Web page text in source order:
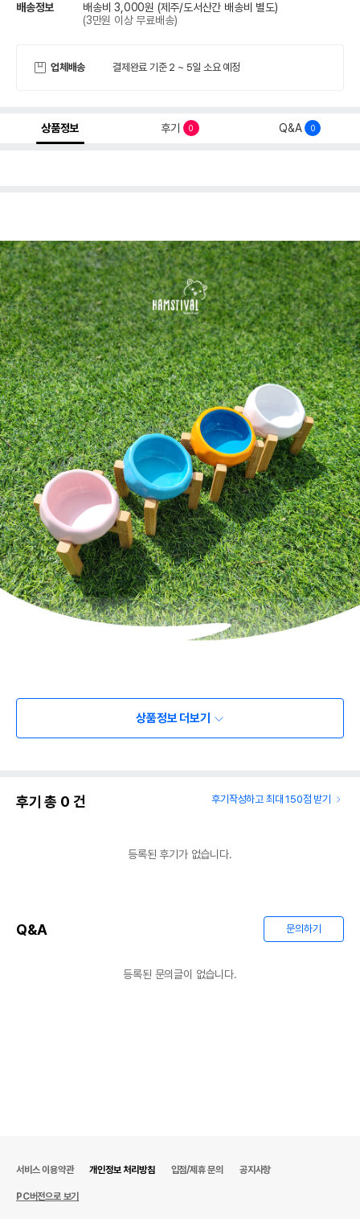
배송정보 배송비 3,000원 (제주/도서산간 배송비 별도)
(3만원 이상 무료배송)
업체배송 결제완료 기준 2 ~ 5일 소요 예정
상품정보 후기 0 Q&A 0
상품정보 더보기
후기 총 0 건 후기작성하고 최대 150점 받기
등록된 후기가 없습니다.
Q&A 문의하기
등록된 문의글이 없습니다.
서비스 이용약관 개인정보 처리방침 입점/제휴 문의 공지사항
PC버전으로 보기